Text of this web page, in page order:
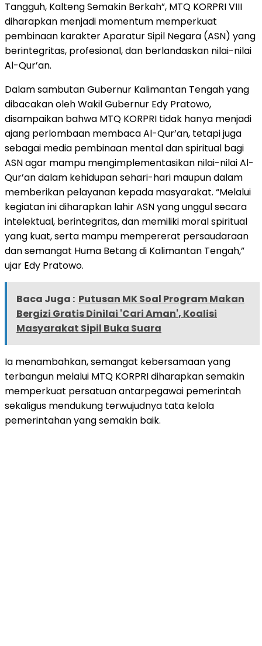
Tangguh, Kalteng Semakin Berkah”, MTQ KORPRI VIII
diharapkan menjadi momentum memperkuat
pembinaan karakter Aparatur Sipil Negara (ASN) yang
berintegritas, profesional, dan berlandaskan nilai-nilai
Al-Qur’an.
Dalam sambutan Gubernur Kalimantan Tengah yang
dibacakan oleh Wakil Gubernur Edy Pratowo,
disampaikan bahwa MTQ KORPRI tidak hanya menjadi
ajang perlombaan membaca Al-Qur’an, tetapi juga
sebagai media pembinaan mental dan spiritual bagi
ASN agar mampu mengimplementasikan nilai-nilai Al-
Qur’an dalam kehidupan sehari-hari maupun dalam
memberikan pelayanan kepada masyarakat. “Melalui
kegiatan ini diharapkan lahir ASN yang unggul secara
intelektual, berintegritas, dan memiliki moral spiritual
yang kuat, serta mampu mempererat persaudaraan
dan semangat Huma Betang di Kalimantan Tengah,”
ujar Edy Pratowo.
Baca Juga : Putusan MK Soal Program Makan
Bergizi Gratis Dinilai 'Cari Aman', Koalisi
Masyarakat Sipil Buka Suara
Ia menambahkan, semangat kebersamaan yang
terbangun melalui MTQ KORPRI diharapkan semakin
memperkuat persatuan antarpegawai pemerintah
sekaligus mendukung terwujudnya tata kelola
pemerintahan yang semakin baik.